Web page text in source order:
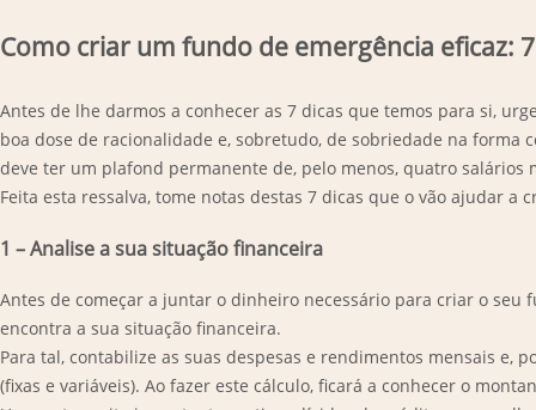
Como criar um fundo de emergência eficaz:
Antes de lhe darmos a conhecer as 7 dicas que temos para si,
boa dose de racionalidade e, sobretudo, de sobriedade na forma
deve ter um plafond permanente de, pelo menos, quatro salários
Feita esta ressalva, tome notas destas 7 dicas que o vão ajudar a
1 – Analise a sua situação financeira
Antes de começar a juntar o dinheiro necessário para criar o
encontra a sua situação financeira.
Para tal, contabilize as suas despesas e rendimentos mensais e,
(fixas e variáveis). Ao fazer este cálculo, ficará a conhecer o